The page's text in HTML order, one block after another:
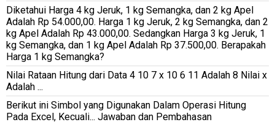
Diketahui Harga 4 kg Jeruk, 1 kg Semangka, dan 2 kg Apel
Adalah Rp 54.000,00. Harga 1 kg Jeruk, 2 kg Semangka, dan 2
kg Apel Adalah Rp 43.000,00. Sedangkan Harga 3 kg Jeruk, 1
kg Semangka, dan 1 kg Apel Adalah Rp 37.500,00. Berapakah
Harga 1 kg Semangka?
Nilai Rataan Hitung dari Data 4 10 7 x 10 6 11 Adalah 8 Nilai x
Adalah ...
Berikut ini Simbol yang Digunakan Dalam Operasi Hitung
Pada Excel, Kecuali... Jawaban dan Pembahasan